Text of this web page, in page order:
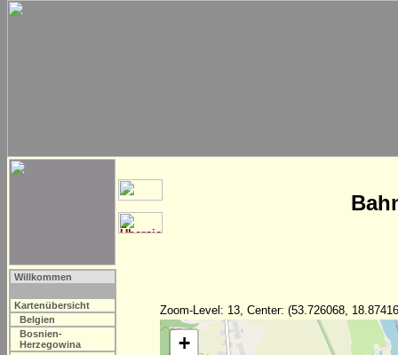
Willkommen
Kartenübersicht
Belgien
Bosnien-
Herzegowina
Zoom-Level: 13, Center: (53.726068,
+